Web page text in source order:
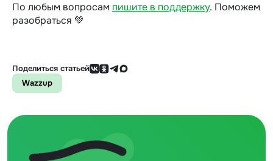
По любым вопросам пишите в поддержку. Поможем
разобраться 💚
Поделиться статьей
Wazzup